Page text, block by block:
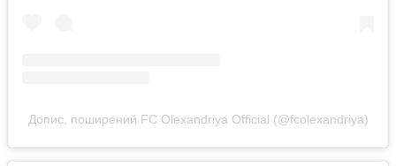
Допис, поширений FC Olexandriya Official (@fcolexandriya)